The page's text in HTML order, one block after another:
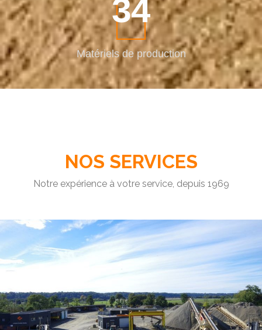
44
Matérielsde production
NOS SERVICES
Notre expérience à votre service, depuis 1969
Graviers, pour les pros et particuliers.
EN SAVOIR +